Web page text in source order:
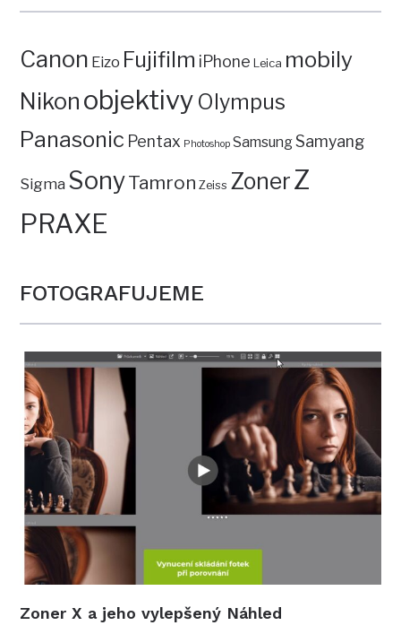
Canon Eizo Fujifilm iPhone Leica mobily
Nikon objektivy Olympus
Panasonic Pentax Photoshop SamsungSamyang
Sigma SonyTamron Zeiss ZonerZ
PRAXE
FOTOGRAFUJEME
Zoner X a jeho vylepšený Náhled